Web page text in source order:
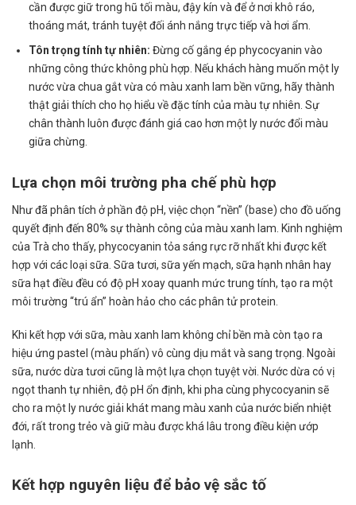
cần được giữ trong hũ tối màu, đậy kín và để ở nơi khô ráo,
thoáng mát, tránh tuyệt đối ánh nắng trực tiếp và hơi ẩm.
Tôn trọng tính tự nhiên: Đừng cố gắng ép phycocyanin vào
những công thức không phù hợp. Nếu khách hàng muốn một ly
nước vừa chua gắt vừa có màu xanh lam bền vững, hãy thành
thật giải thích cho họ hiểu về đặc tính của màu tự nhiên. Sự
chân thành luôn được đánh giá cao hơn một ly nước đổi màu
giữa chừng.
Lựa chọn môi trường pha chế phù hợp
Như đã phân tích ở phần độ pH, việc chọn “nền” (base) cho đồ uống
quyết định đến 80% sự thành công của màu xanh lam. Kinh nghiệm
của Trà cho thấy, phycocyanin tỏa sáng rực rỡ nhất khi được kết
hợp với các loại sữa. Sữa tươi, sữa yến mạch, sữa hạnh nhân hay
sữa hạt điều đều có độ pH xoay quanh mức trung tính, tạo ra một
môi trường “trú ẩn” hoàn hảo cho các phân tử protein.
Khi kết hợp với sữa, màu xanh lam không chỉ bền mà còn tạo ra
hiệu ứng pastel (màu phấn) vô cùng dịu mắt và sang trọng. Ngoài
sữa, nước dừa tươi cũng là một lựa chọn tuyệt vời. Nước dừa có vị
ngọt thanh tự nhiên, độ pH ổn định, khi pha cùng phycocyanin sẽ
cho ra một ly nước giải khát mang màu xanh của nước biển nhiệt
đới, rất trong trẻo và giữ màu được khá lâu trong điều kiện ướp
lạnh.
Kết hợp nguyên liệu để bảo vệ sắc tố